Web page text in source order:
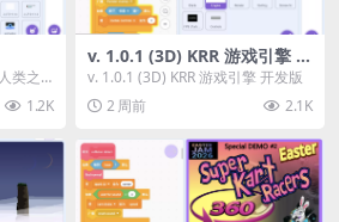
类之
简
1.2K
v. 1.0.1 (3D) KRR 游戏引擎 开
发版
v. 1.0.1 (3D) KRR 游戏引擎 开发版
2 周前
2.1K